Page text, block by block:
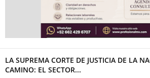
LA SUPREMA CORTE DE JUSTICIA DE LA
CAMINO: EL SECTOR...